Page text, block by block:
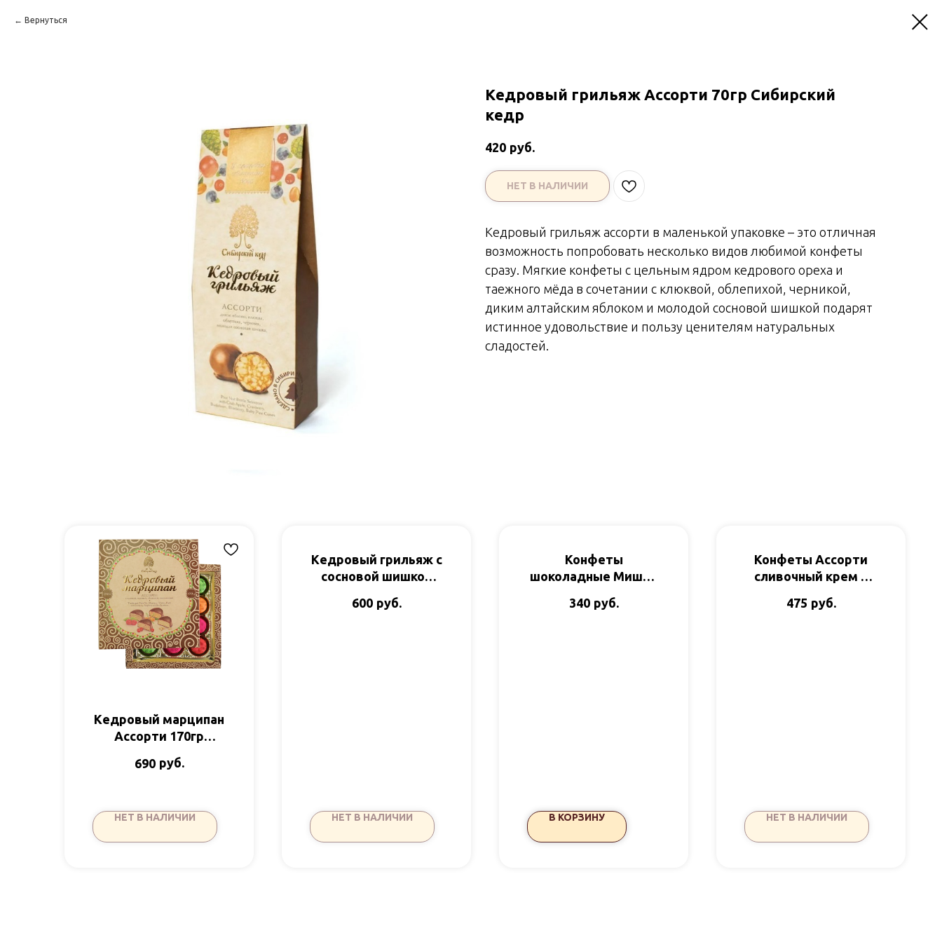
Вернуться
Кедровый грильяж Ассорти 70гр Сибирский
кедр
420 руб.
НЕТ В НАЛИЧИИ
Кедровый грильяж ассорти в маленькой упаковке – это отличная
возможность попробовать несколько видов любимой конфеты
сразу. Мягкие конфеты с цельным ядром кедрового ореха и
таежного мёда в сочетании с клюквой, облепихой, черникой,
диким алтайским яблоком и молодой сосновой шишкой подарят
истинное удовольствие и пользу ценителям натуральных
сладостей.
Кедровый марципан
Ассорти 170гр
690 руб.
НЕТ В НАЛИЧИИ
Кедровый грильяж с
сосновой шишкой
Тайги
600 руб.
НЕТ В НАЛИЧИИ
Конфеты
шоколадные Мишки
Победа
340 руб.
В КОРЗИНУ
Конфеты Ассорти
сливочный крем и
Корнилов и Ко
475 руб.
НЕТ В НАЛИЧИИ